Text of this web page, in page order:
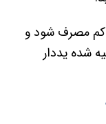
کم مصرف شود و
شده یددار